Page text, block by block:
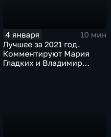
4 января
10 мин
Лучшее за 2021 год.
Комментируют Мария
Гладких и Владимир